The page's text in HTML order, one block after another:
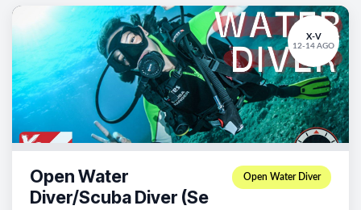
X-V
12-14 AGO
Open Water
Diver/Scuba Diver (Se
Open Water Diver